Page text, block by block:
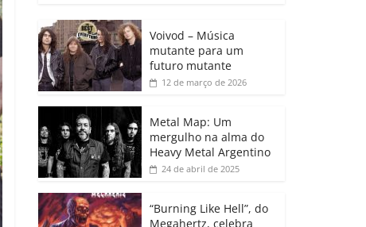
e
b
o
o
k
er
A
p
p
dI
n
e
a
ro
o
m
m
p
ar
til
h
ar
Voivod – Música
mutante para um
futuro mutante
12 de março de 2026
Metal Map: Um
mergulho na alma do
Heavy Metal Argentino
24 de abril de 2025
“Burning Like Hell”, do
Megahertz, celebra